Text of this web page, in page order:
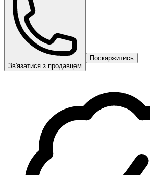
Зв'язатися з продавцем
Поскаржитись